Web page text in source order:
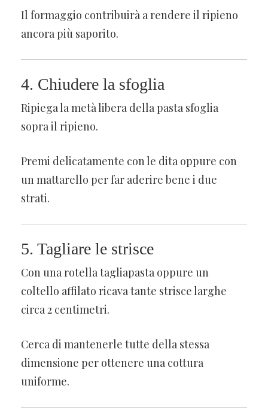
Il formaggio contribuirà a rendere il ripieno
ancora più saporito.
4. Chiudere la sfoglia
Ripiega la metà libera della pasta sfoglia
sopra il ripieno.
Premi delicatamente con le dita oppure con
un mattarello per far aderire bene i due
strati.
5. Tagliare le strisce
Con una rotella tagliapasta oppure un
coltello affilato ricava tante strisce larghe
circa 2 centimetri.
Cerca di mantenerle tutte della stessa
dimensione per ottenere una cottura
uniforme.